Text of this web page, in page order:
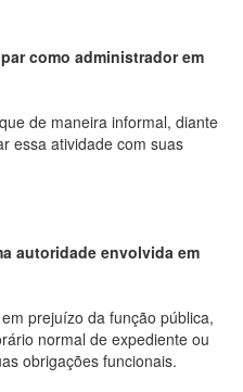
como administrador em
de maneira informal, diante
essa atividade com suas
autoridade envolvida em
prejuízo da função pública,
normal de expediente ou
obrigações funcionais.